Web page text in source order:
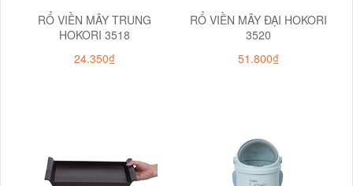
RỔ VIỀN MÂY TRUNG
HOKORI 3518
24.350₫
RỔ VIỀN MÂY ĐẠI HOKORI
3520
51.800₫